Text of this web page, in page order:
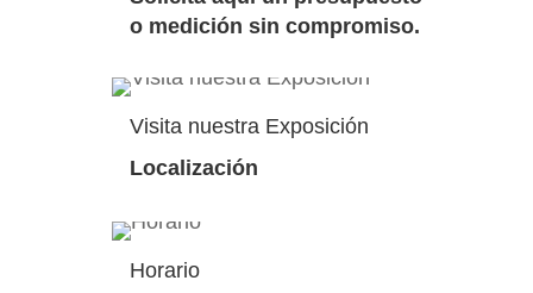
o medición sin compromiso.
Visita nuestra Exposición
Localización
Horario